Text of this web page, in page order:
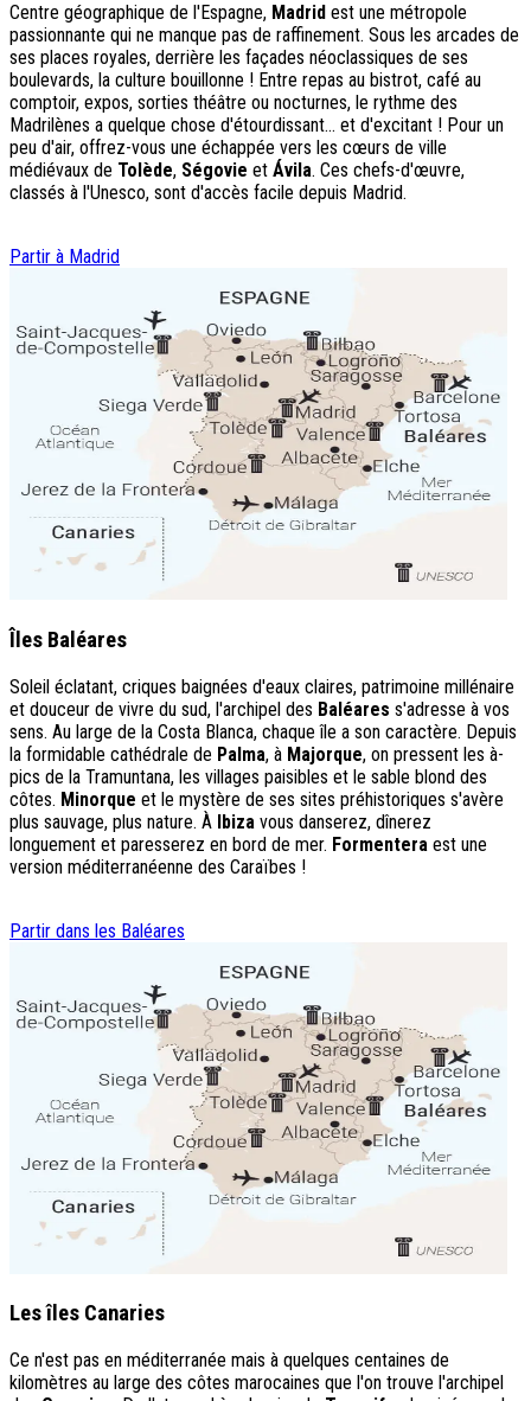
Centre géographique de l'Espagne, Madrid est une métropole
passionnante qui ne manque pas de raffinement. Sous les arcades de
ses places royales, derrière les façades néoclassiques de ses
boulevards, la culture bouillonne ! Entre repas au bistrot, café au
comptoir, expos, sorties théâtre ou nocturnes, le rythme des
Madrilènes a quelque chose d'étourdissant... et d'excitant ! Pour un
peu d'air, offrez-vous une échappée vers les cœurs de ville
médiévaux de Tolède, Ségovie et Ávila. Ces chefs-d'œuvre,
classés à l'Unesco, sont d'accès facile depuis Madrid.
Partir à Madrid
Îles Baléares
Soleil éclatant, criques baignées d'eaux claires, patrimoine millénaire
et douceur de vivre du sud, l'archipel des Baléares s'adresse à vos
sens. Au large de la Costa Blanca, chaque île a son caractère. Depuis
la formidable cathédrale de Palma, à Majorque, on pressent les à-
pics de la Tramuntana, les villages paisibles et le sable blond des
côtes. Minorque et le mystère de ses sites préhistoriques s'avère
plus sauvage, plus nature. À Ibiza vous danserez, dînerez
longuement et paresserez en bord de mer. Formentera est une
version méditerranéenne des Caraïbes !
Partir dans les Baléares
Les îles Canaries
Ce n'est pas en méditerranée mais à quelques centaines de
kilomètres au large des côtes marocaines que l'on trouve l'archipel